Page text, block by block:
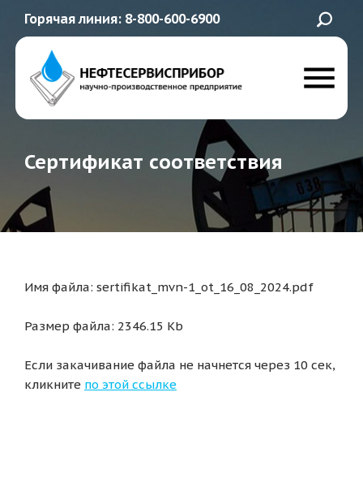
Горячая линия: 8-800-600-6900
Сертификат соответствия
Имя файла: sertifikat_mvn-1_ot_16_08_2024.pdf
Размер файла: 2346.15 Kb
Если закачивание файла не начнется через 10 сек,
кликните по этой ссылке